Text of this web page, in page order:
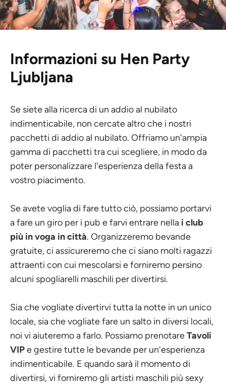
Informazioni su Hen Party
Ljubljana
Se siete alla ricerca di un addio al nubilato
indimenticabile, non cercate altro che i nostri
pacchetti di addio al nubilato. Offriamo un'ampia
gamma di pacchetti tra cui scegliere, in modo da
poter personalizzare l'esperienza della festa a
vostro piacimento.
Se avete voglia di fare tutto ciò, possiamo portarvi
a fare un giro per i pub e farvi entrare nella i club
più in voga in città. Organizzeremo bevande
gratuite, ci assicureremo che ci siano molti ragazzi
attraenti con cui mescolarsi e forniremo persino
alcuni spogliarelli maschili per divertirsi.
Sia che vogliate divertirvi tutta la notte in un unico
locale, sia che vogliate fare un salto in diversi locali,
noi vi aiuteremo a farlo. Possiamo prenotareTavoli
VIPe gestire tutte le bevande per un'esperienza
indimenticabile. E quando sarà il momento di
divertirsi, vi forniremo gli artisti maschili più sexy